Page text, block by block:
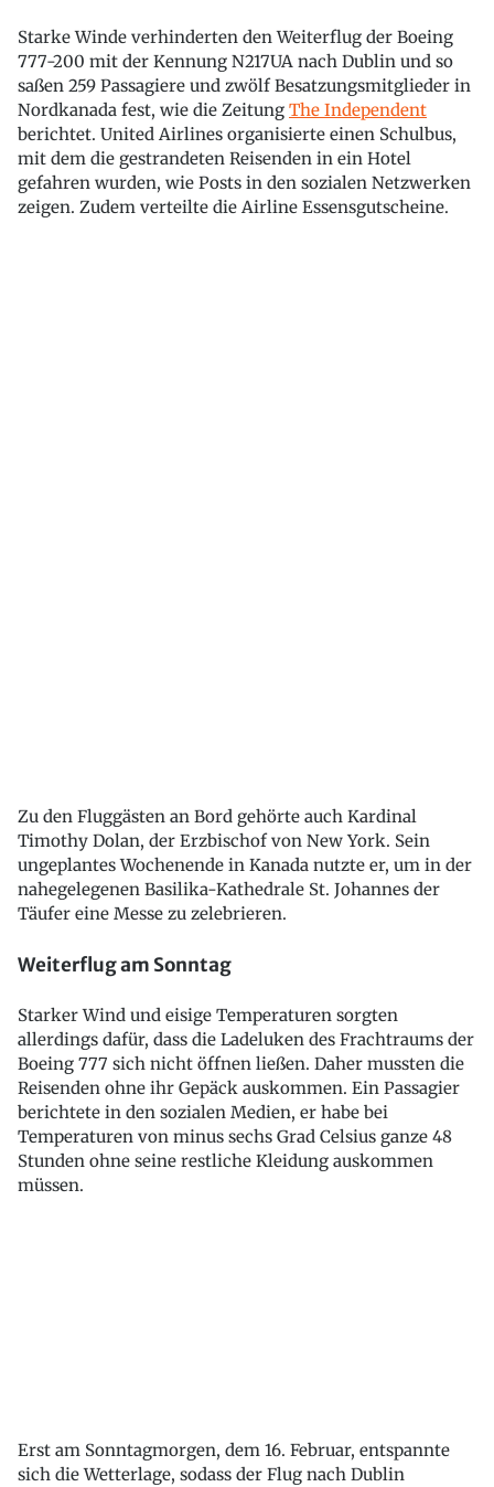
Starke Winde verhinderten den Weiterflug der Boeing
777-200 mit der Kennung N217UA nach Dublin und so
saßen 259 Passagiere und zwölf Besatzungsmitglieder in
Nordkanada fest, wie die Zeitung The Independent
berichtet. United Airlines organisierte einen Schulbus,
mit dem die gestrandeten Reisenden in ein Hotel
gefahren wurden, wie Posts in den sozialen Netzwerken
zeigen. Zudem verteilte die Airline Essensgutscheine.
Zu den Fluggästen an Bord gehörte auch Kardinal
Timothy Dolan, der Erzbischof von New York. Sein
ungeplantes Wochenende in Kanada nutzte er, um in der
nahegelegenen Basilika-Kathedrale St. Johannes der
Täufer eine Messe zu zelebrieren.
Weiterflug am Sonntag
Starker Wind und eisige Temperaturen sorgten
allerdings dafür, dass die Ladeluken des Frachtraums der
Boeing 777 sich nicht öffnen ließen. Daher mussten die
Reisenden ohne ihr Gepäck auskommen. Ein Passagier
berichtete in den sozialen Medien, er habe bei
Temperaturen von minus sechs Grad Celsius ganze 48
Stunden ohne seine restliche Kleidung auskommen
müssen.
Erst am Sonntagmorgen, dem 16. Februar, entspannte
sich die Wetterlage, sodass der Flug nach Dublin